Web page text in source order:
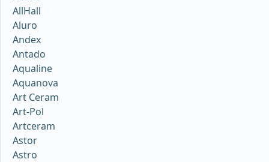
AllHall
Aluro
Andex
Antado
Aqualine
Aquanova
Art Ceram
Art-Pol
Artceram
Astor
Astro